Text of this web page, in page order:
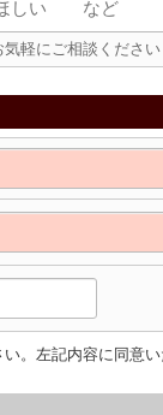
軽にご相談ください
。左記内容に同意